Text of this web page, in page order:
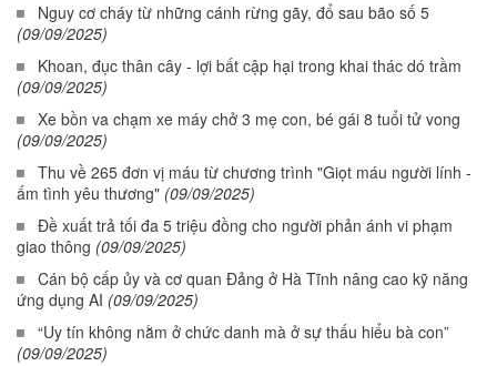
Nguy cơ cháy từ những cánh rừng gãy, đổ sau bão số 5
(09/09/2025)
Khoan, đục thân cây - lợi bất cập hại trong khai thác dó trầm
(09/09/2025)
Xe bồn va chạm xe máy chở 3 mẹ con, bé gái 8 tuổi tử vong
(09/09/2025)
Thu về 265 đơn vị máu từ chương trình "Giọt máu người lính -
ấm tình yêu thương" (09/09/2025)
Đề xuất trả tối đa 5 triệu đồng cho người phản ánh vi phạm
giao thông (09/09/2025)
Cán bộ cấp ủy và cơ quan Đảng ở Hà Tĩnh nâng cao kỹ năng
ứng dụng AI (09/09/2025)
“Uy tín không nằm ở chức danh mà ở sự thấu hiểu bà con”
(09/09/2025)